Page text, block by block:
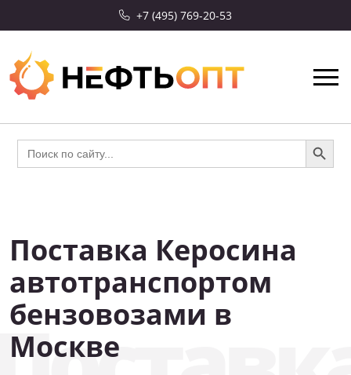
+7 (495) 769-20-53
Search
for:
Search Button
Поставка Керосина
автотранспортом
бензовозами в
Москве
СКИДКА 10%